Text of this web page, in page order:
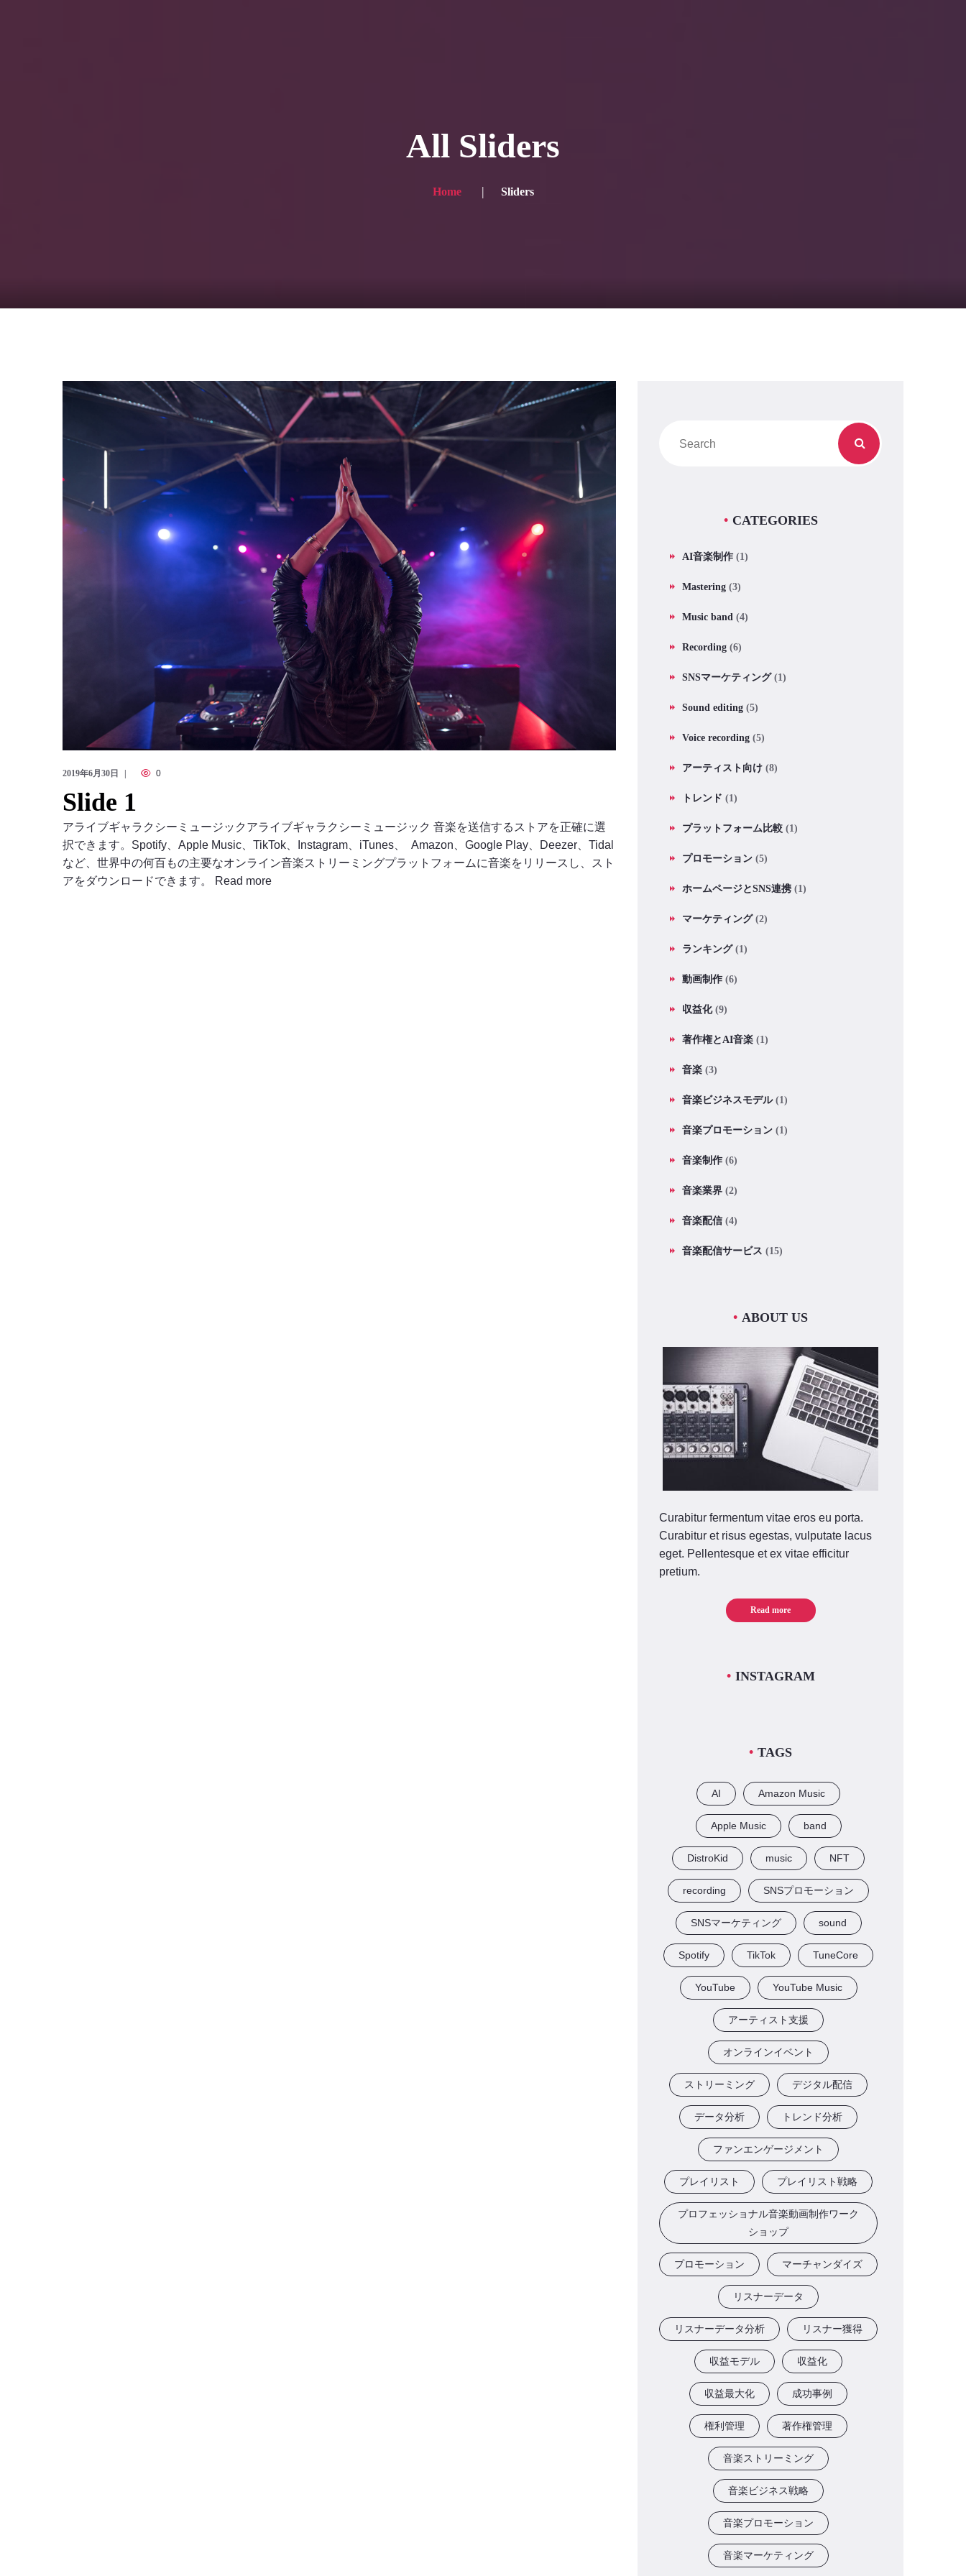
All Sliders
Home Sliders
2019年6月30日 0
Slide 1
アライブギャラクシーミュージックアライブギャラクシーミュージック 音楽を送信するストアを正確に選
択できます。Spotify、Apple Music、TikTok、Instagram、iTunes、 Amazon、Google Play、Deezer、Tidal
など、世界中の何百もの主要なオンライン音楽ストリーミングプラットフォームに音楽をリリースし、スト
アをダウンロードできます。 Read more
CATEGORIES
AI音楽制作 (1)
Mastering (3)
Music band (4)
Recording (6)
SNSマーケティング(1)
Sound editing (5)
Voice recording (5)
アーティスト向け (8)
トレンド (1)
プラットフォーム比較 (1)
プロモーション (5)
ホームページとSNS連携 (1)
マーケティング(2)
ランキング(1)
動画制作 (6)
収益化(9)
著作権とAI音楽 (1)
音楽 (3)
音楽ビジネスモデル(1)
音楽プロモーション (1)
音楽制作 (6)
音楽業界 (2)
音楽配信 (4)
音楽配信サービス (15)
ABOUT US
Curabitur fermentum vitae eros eu porta.
Curabitur et risus egestas, vulputate lacus
eget. Pellentesque et ex vitae efficitur
pretium.
Read more
INSTAGRAM
TAGS
AI Amazon Music
Apple Music band
DistroKid music NFT
recording SNSプロモーション
SNSマーケティング sound
Spotify TikTok TuneCore
YouTube YouTube Music
アーティスト支援
オンラインイベント
ストリーミング デジタル配信
データ分析 トレンド分析
ファンエンゲージメント
プレイリスト プレイリスト戦略
プロフェッショナル音楽動画制作ワーク
ショップ
プロモーション マーチャンダイズ
リスナーデータ
リスナーデータ分析 リスナー獲得
収益モデル 収益化
収益最大化 成功事例
権利管理 著作権管理
音楽ストリーミング
音楽ビジネス戦略
音楽プロモーション
音楽マーケティング